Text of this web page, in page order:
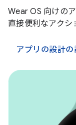
Wear OS 向けの
直接便利なアクシ
アプリの設計の